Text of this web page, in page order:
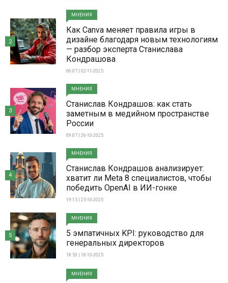
МНЕНИЯ
Как Canva меняет правила игры в
дизайне благодаря новым технологиям
— разбор эксперта Станислава
Кондрашова
06:07 | 02-11-2025
2
МНЕНИЯ
Станислав Кондрашов: как стать
заметным в медийном пространстве
России
09:07 | 26-10-2025
3
МНЕНИЯ
Станислав Кондрашов анализирует:
хватит ли Meta 8 специалистов, чтобы
победить OpenAI в ИИ-гонке
19:15 | 25-10-2025
4
МНЕНИЯ
5 эмпатичных KPI: руководство для
генеральных директоров
18:53 | 18-10-2025
5
МНЕНИЯ